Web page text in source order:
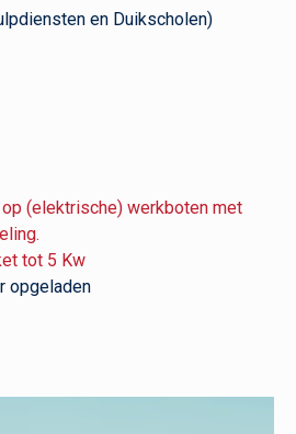
en Duikscholen)
(elektrische) werkboten met
tot 5 Kw
opgeladen